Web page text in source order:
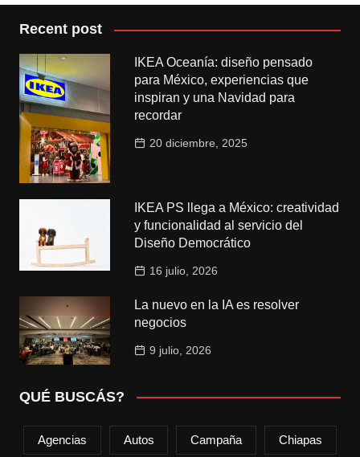
Recent post
IKEA Oceanía: diseño pensado
para México, experiencias que
inspiran y una Navidad para
recordar
20 diciembre, 2025
IKEA PS llega a México: creatividad
y funcionalidad al servicio del
Diseño Democrático
16 julio, 2026
La nuevo en la IA es resolver
negocios
9 julio, 2026
QUÉ BUSCÁS?
Agencias Autos Campaña Chiapas